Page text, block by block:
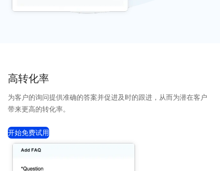
高转化率
为客户的询问提供准确的答案并促进及时的跟进，从而为潜在客户
带来更高的转化率。
开始免费试用